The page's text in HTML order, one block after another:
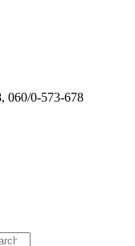
060/0-573-678